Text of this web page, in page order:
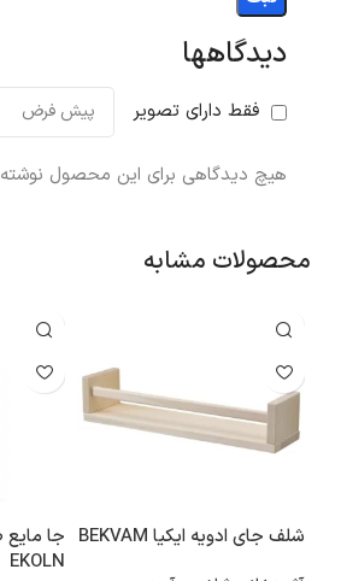
دیدگاهها
فقط دارای تصویر
هیچ دیدگاهی برای این محصول
محصولات مشابه
شلف جای ادویه ایکیا BEKVAM
جا مایع
EKOLN